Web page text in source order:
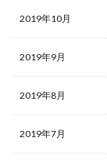
2019年10月
2019年9月
2019年8月
2019年7月